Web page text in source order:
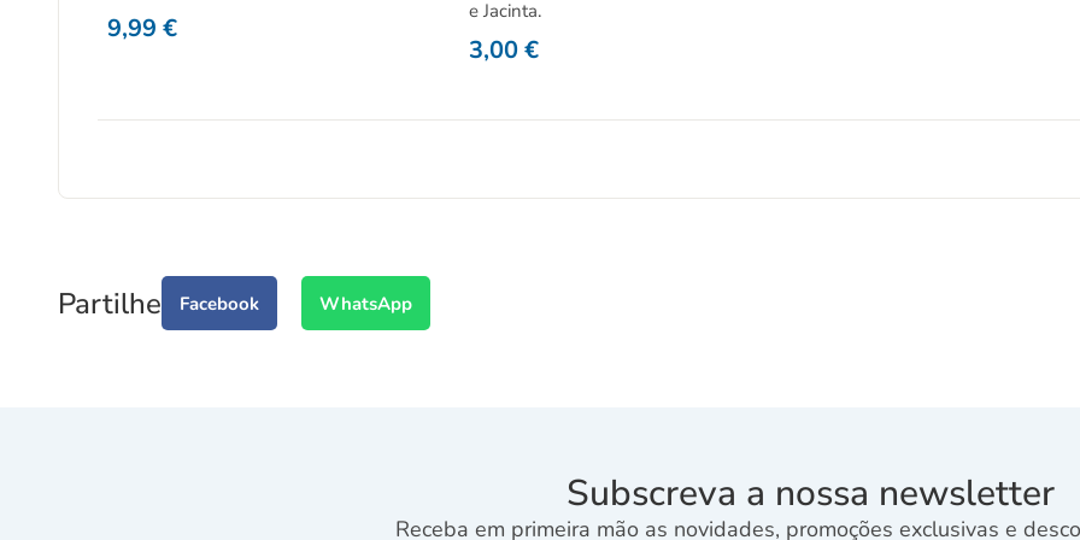
9,99 €
e Jacinta.
3,00€
Partilhe Facebook WhatsApp
Subscreva a nossa newsletter
Receba em primeira mão as novidades, promoções exclusivas e